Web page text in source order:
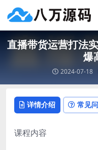
直播带货运营打法
爆
2024-07-18
详情介绍 常见
课程内容